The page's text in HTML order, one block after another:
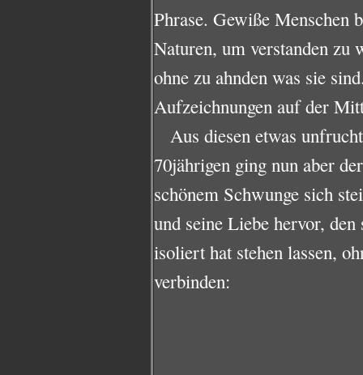
Phrase. Gewiße Menschen
Naturen, um verstanden
ohne zu ahnden was sie
Aufzeichnungen auf der
Aus diesen etwas
70jährigen ging nun aber
schönem Schwunge sich
und seine Liebe hervor,
isoliert hat stehen lassen,
verbinden: